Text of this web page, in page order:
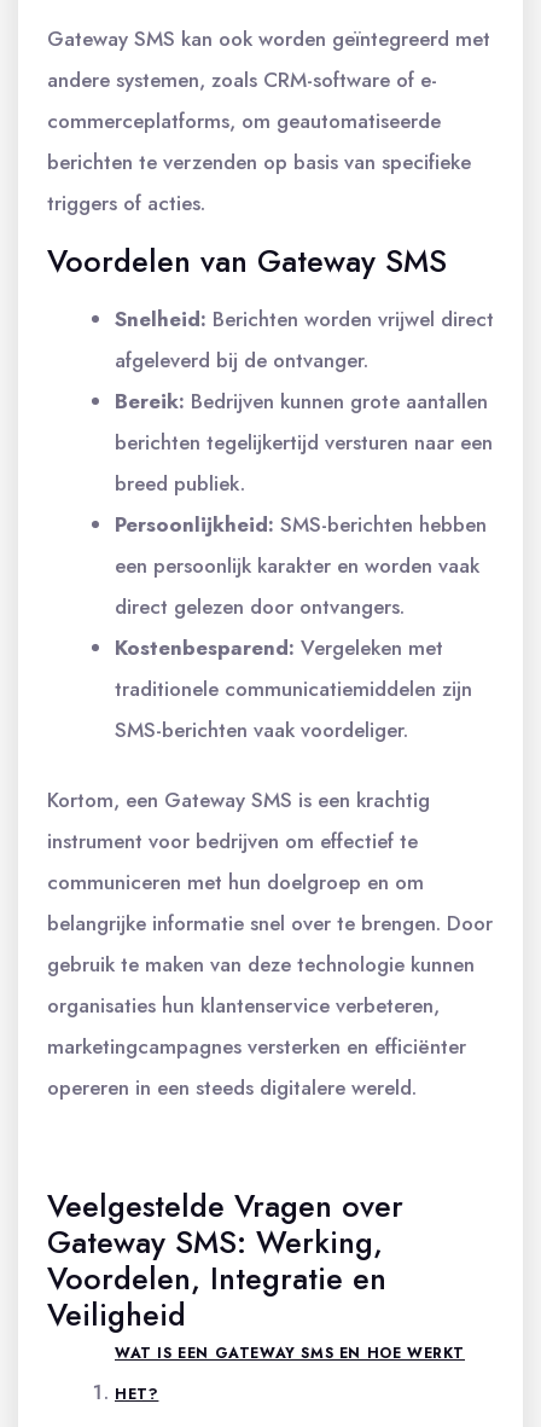
Gateway SMS kan ook worden geïntegreerd met
andere systemen, zoals CRM-software of e-
commerceplatforms, om geautomatiseerde
berichten te verzenden op basis van specifieke
triggers of acties.
Voordelen van Gateway SMS
Snelheid: Berichten worden vrijwel direct
afgeleverd bij de ontvanger.
Bereik: Bedrijven kunnen grote aantallen
berichten tegelijkertijd versturen naar een
breed publiek.
Persoonlijkheid: SMS-berichten hebben
een persoonlijk karakter en worden vaak
direct gelezen door ontvangers.
Kostenbesparend: Vergeleken met
traditionele communicatiemiddelen zijn
SMS-berichten vaak voordeliger.
Kortom, een Gateway SMS is een krachtig
instrument voor bedrijven om effectief te
communiceren met hun doelgroep en om
belangrijke informatie snel over te brengen. Door
gebruik te maken van deze technologie kunnen
organisaties hun klantenservice verbeteren,
marketingcampagnes versterken en efficiënter
opereren in een steeds digitalere wereld.
Veelgestelde Vragen over
Gateway SMS: Werking,
Voordelen, Integratie en
Veiligheid
WAT IS EEN GATEWAY SMS EN HOE WERKT
HET?